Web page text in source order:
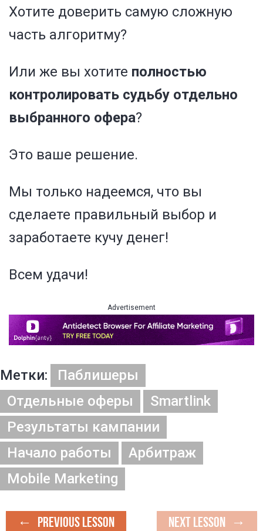
Хотите доверить самую сложную
часть алгоритму?
Или же вы хотите полностью
контролировать судьбу отдельно
выбранного офера?
Это ваше решение.
Мы только надеемся, что вы
сделаете правильный выбор и
заработаете кучу денег!
Всем удачи!
Advertisement
Метки:
Паблишеры
Отдельные оферы
Smartlink
Результаты кампании
Начало работы
Арбитраж
Mobile Marketing
PREVIOUS LESSON NEXT LESSON